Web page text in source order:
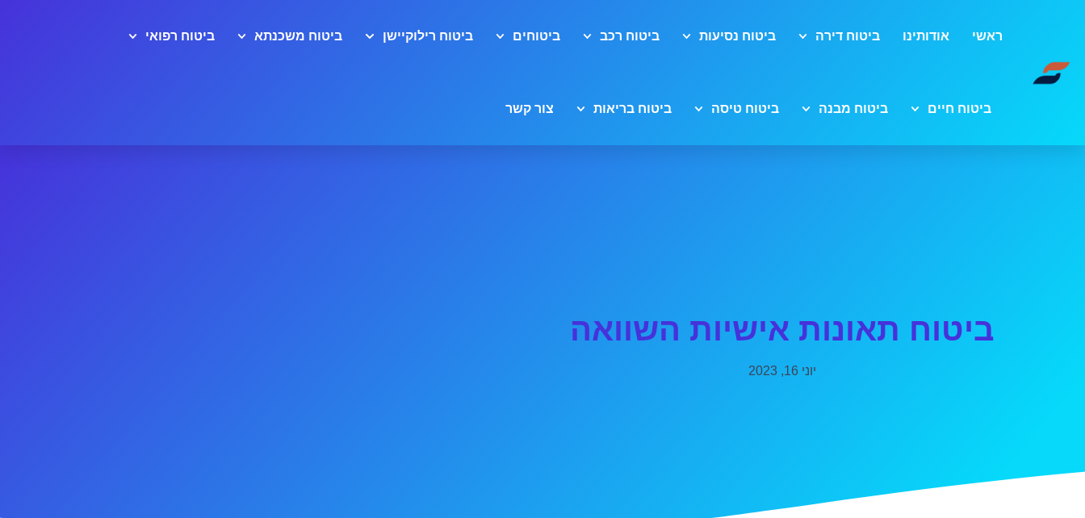
ראשי אודותינו ביטוח דירה ביטוח נסיעות ביטוח רכב ביטוחים ביטוח רילוקיישן ביטוח משכנתא ביטוח רפואי
ביטוח חיים ביטוח מבנה ביטוח טיסה ביטוח בריאות צור קשר
ביטוח תאונות אישיות השוואה
יוני 16, 2023